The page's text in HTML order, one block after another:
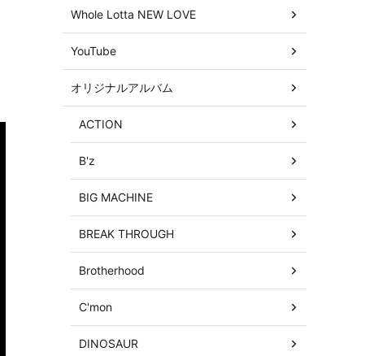
Whole Lotta NEW LOVE
YouTube
オリジナルアルバム
ACTION
B'z
BIG MACHINE
BREAK THROUGH
Brotherhood
C'mon
DINOSAUR